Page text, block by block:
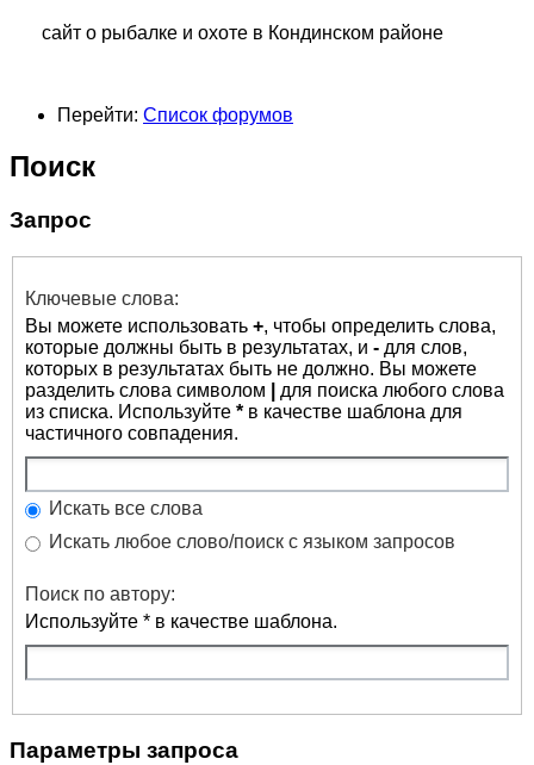
сайт о рыбалке и охоте в Кондинском районе
Перейти: Список форумов
Поиск
Запрос
Ключевые слова:
Вы можете использовать +, чтобы определить слова,
которые должны быть в результатах, и - для слов,
которых в результатах быть не должно. Вы можете
разделить слова символом
для поиска любого слова
из списка. Используйте * в качестве шаблона для
частичного совпадения.
Искать все слова
Искать любое слово/поиск с языком запросов
Поиск по автору:
Используйте * в качестве шаблона.
Параметры запроса